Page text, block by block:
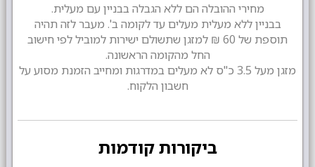
מחירי ההובלה הם ללא הגבלה בבניין עם מעלית.
בבניין ללא מעלית מעלים עד לקומה ב'. מעבר לזה תהיה
תוספת של 60 ₪ למזגן שתשולם ישירות למוביל לפי חישוב
החל מהקומה הראשונה.
מזגן מעל 3.5 כ"ס לא מעלים במדרגות ומחייב הזמנת מסוע על
חשבון הלקוח.
ביקורות קודמות